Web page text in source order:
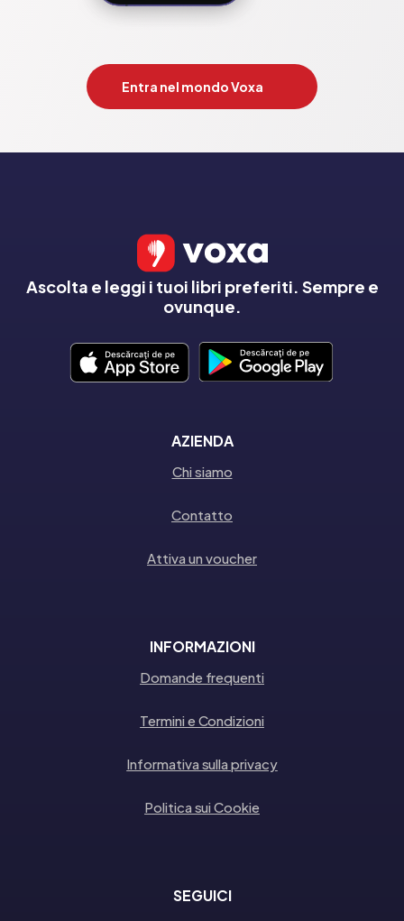
Entra nel mondo Voxa
Ascolta e leggi i tuoi libri preferiti. Sempre e
ovunque.
AZIENDA
Chi siamo
Contatto
Attiva un voucher
INFORMAZIONI
Domande frequenti
Termini e Condizioni
Informativa sulla privacy
Politica sui Cookie
SEGUICI